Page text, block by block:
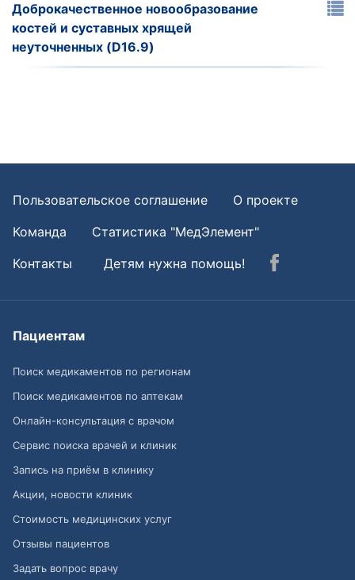
Доброкачественное новообразование
костей и суставных хрящей
неуточненных (D16.9)
Пользовательское соглашение
О проекте
Команда
Статистика "МедЭлемент"
Контакты
Детям нужна помощь!
Пациентам
Поиск медикаментов по регионам
Поиск медикаментов по аптекам
Онлайн-консультация с врачом
Сервис поиска врачей и клиник
Запись на приём в клинику
Акции, новости клиник
Стоимость медицинских услуг
Отзывы пациентов
Задать вопрос врачу